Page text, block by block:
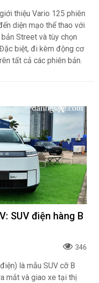
thiệu Vario 125 phiên
diện mạo thể thao với
Street và tùy chọn
biệt, đi kèm động cơ
tất cả các phiên bản.
SUV điện hàng B
346
là mẫu SUV cỡ B
mắt và giao xe tại thị